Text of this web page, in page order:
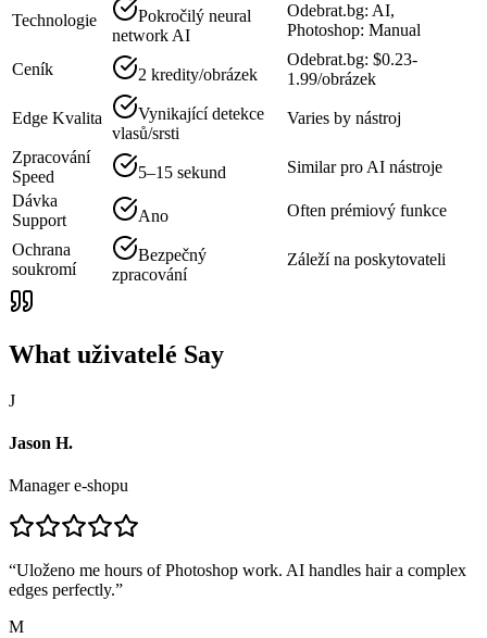
Technologie
Pokročilý neural
network AI
Odebrat.bg: AI,
Photoshop: Manual
Ceník 2 kredity/obrázek
Odebrat.bg: $0.23-
1.99/obrázek
Edge Kvalita
Vynikající detekce
vlasů/srsti
Varies by nástroj
Zpracování
Speed
5–15 sekund
Similar pro AI nástroje
Dávka
Support
Ano Often prémiový funkce
Ochrana
soukromí
Bezpečný
zpracování
Záleží na poskytovateli
What uživatelé Say
J
Jason H.
Manager e-shopu
“Uloženo me hours of Photoshop work. AI handles hair a complex
edges perfectly.”
M